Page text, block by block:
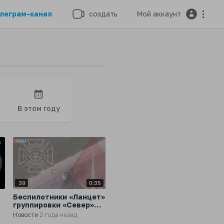
канал создать Мой аккаунт
В этом году
39 0:35
Беспилотники «Ланцет»
группировки «Север»
могут поражать
украинскую
Новости 2 года назад